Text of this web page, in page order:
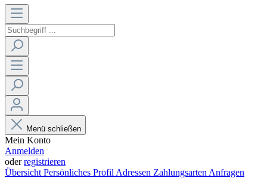
Menü schließen
Mein Konto
Anmelden
oderregistrieren
Übersicht Persönliches Profil Adressen Zahlungsarten Anfragen